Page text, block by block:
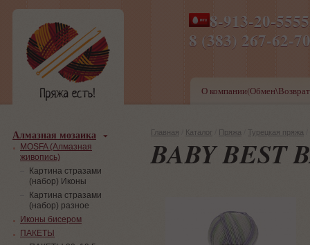
8-913-20-
8 (383) 267-
ПН-ПТ 8-17,СБ-ВС 9-
О
Главная Каталог Пряжа Турецкая пряжа
BABY BEST
Алмазная мозаика
MOSFA (Алмазная
живопись)
Картина стразами
(набор) Иконы
Картина стразами
(набор) разное
Иконы бисером
ПАКЕТЫ